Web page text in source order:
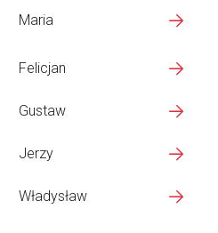
Maria
Felicjan
Gustaw
Jerzy
Władysław